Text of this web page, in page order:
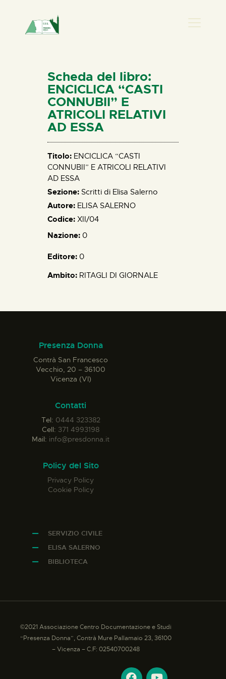
HOME
CHI SIAMO
NEWS
PERCORSI
BIBLIOTECA
ELISA SALERNO
CONTATTI
Scheda del libro:
ENCICLICA “CASTI
CONNUBII” E
ATRICOLI RELATIVI
AD ESSA
Titolo: ENCICLICA “CASTI
CONNUBII” E ATRICOLI RELATIVI
AD ESSA
Sezione: Scritti di Elisa Salerno
Autore: ELISA SALERNO
Codice: XII/04
Nazione: 0
Editore: 0
Ambito: RITAGLI DI GIORNALE
Presenza Donna
Contrà San Francesco
Vecchio, 20 – 36100
Vicenza (VI)
Contatti
Tel: 0444 323382
Cell: 371 4993198
Mail: info@presdonna.it
Policy del Sito
Privacy Policy
Cookie Policy
SERVIZIO CIVILE
ELISA SALERNO
BIBLIOTECA
©2021 Associazione Centro Documentazione e Studi
“Presenza Donna”, Contrà Mure Pallamaio 23, 36100
– Vicenza – C.F: 02540700248